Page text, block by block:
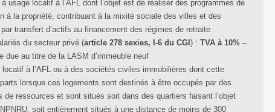
usage locatif à l’AFL dont l’objet est de réaliser des programmes de
à la propriété, contribuant à la mixité sociale des villes et des
transfert d’actifs au financement des régimes de retraite
du secteur privé (article 278 sexies, I-6 du CGI ) : TVA à 10% –
due au titre de la LASM d’immeuble neuf
à l’AFL ou à des sociétés civiles immobilières dont cette
lorsque ces logements sont destinés à être occupés par des
de ressources et sont situés soit dans des quartiers faisant l’objet
soit entièrement situés à une distance de moins de 300